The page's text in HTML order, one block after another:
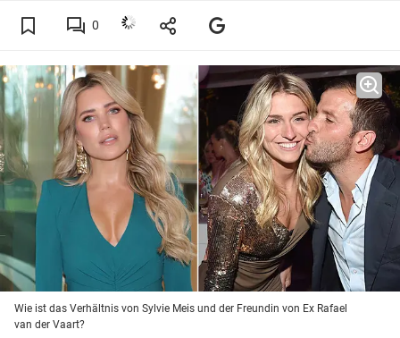
0
Wie ist das Verhältnis von Sylvie Meis und der Freundin von Ex Rafael
van der Vaart?